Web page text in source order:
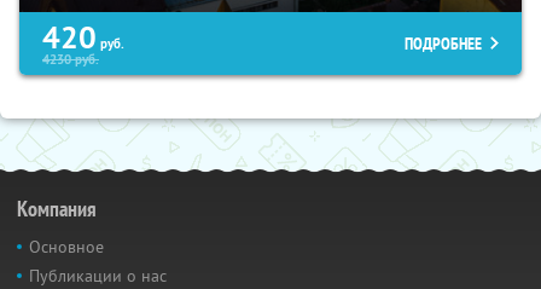
420 руб.
4230руб.
ПОДРОБНЕЕ
Компания
Основное
Публикации о нас